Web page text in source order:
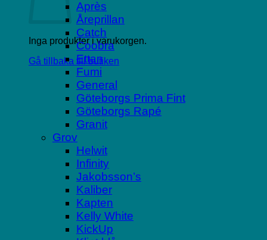
Inga produkter i varukorgen.
Gå tillbaka till butiken
Après
Åreprillan
Catch
Coobra
Ettan
Fumi
General
Göteborgs Prima Fint
Göteborgs Rapé
Granit
Grov
Helwit
Infinity
Jakobsson’s
Kaliber
Kapten
Kelly White
KickUp